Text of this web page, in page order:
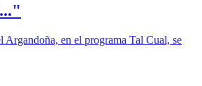
en el programa Tal Cual, se